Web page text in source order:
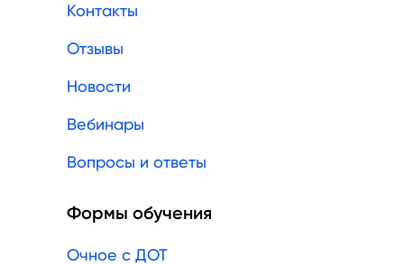
Контакты
Отзывы
Новости
Вебинары
Вопросы и ответы
Формы обучения
Очное с ДОТ